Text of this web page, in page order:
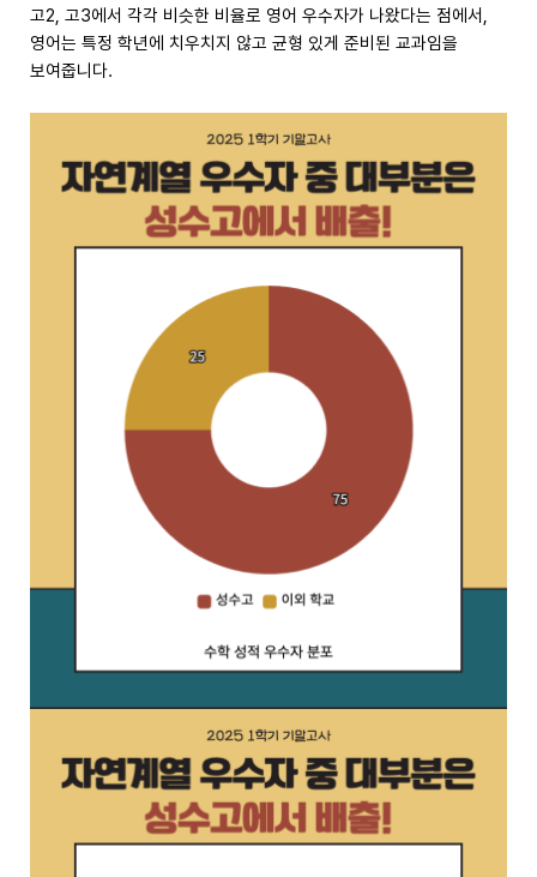
고2, 고3에서 각각 비슷한 비율로 영어 우수자가 나왔다는 점에서,
영어는 특정 학년에 치우치지 않고 균형 있게 준비된 교과임을
보여줍니다.